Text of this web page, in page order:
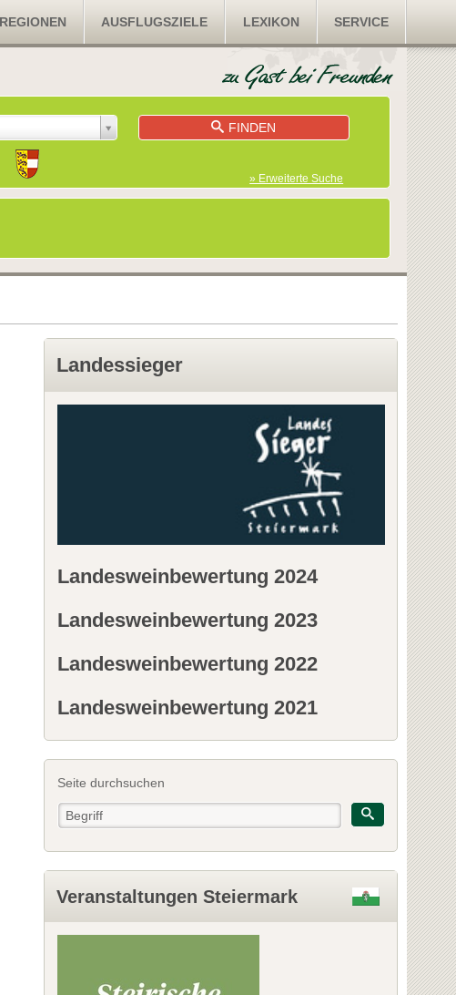
REGIONEN AUSFLUGSZIELE LEXIKON SERVICE
FINDEN
» Erweiterte Suche
Landessieger
Landesweinbewertung 2024
Landesweinbewertung 2023
Landesweinbewertung 2022
Landesweinbewertung 2021
Seite durchsuchen
Veranstaltungen Steiermark